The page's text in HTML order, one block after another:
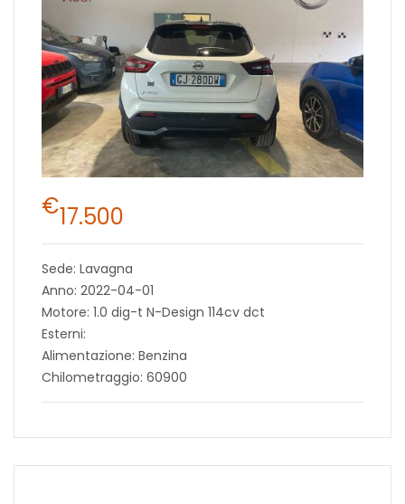
€17.500
Sede: Lavagna
Anno: 2022-04-01
Motore: 1.0 dig-t N-Design 114cv dct
Esterni:
Alimentazione: Benzina
Chilometraggio: 60900